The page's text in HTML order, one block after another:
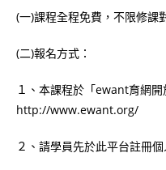
(一)課程全程免費，不限修課
(二)報名方式：
１、本課程於「ewant育網
http://www.ewant.org/
２、請學員先於此平台註冊